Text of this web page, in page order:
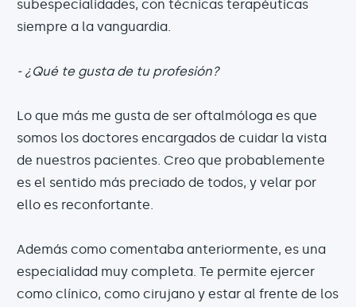
subespecialidades, con técnicas terapéuticas
siempre a la vanguardia.
- ¿Qué te gusta de tu profesión?
Lo que más me gusta de ser oftalmóloga es que
somos los doctores encargados de cuidar la vista
de nuestros pacientes. Creo que probablemente
es el sentido más preciado de todos, y velar por
ello es reconfortante.
Además como comentaba anteriormente, es una
especialidad muy completa. Te permite ejercer
como clínico, como cirujano y estar al frente de los